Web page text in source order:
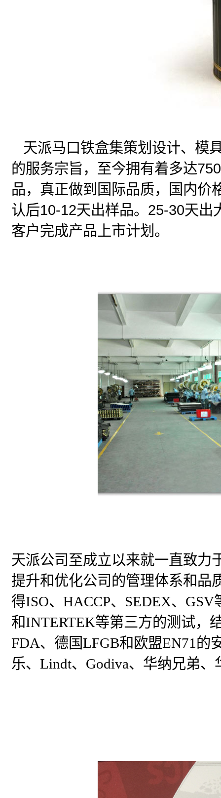
天派马口铁盒集策划设计、模
的服务宗旨，至今拥有着多达750
品，真正做到国际品质，国内价
认后10-12天出样品。 25-30天出
客户完成产品上市计划。
天派公司至成立以来就一直致力
提升和优化公司的管理体系和品
得ISO、 HACCP、 SEDEX、 GSV
和INTERTEK等第三方的测试，
FDA、德国LFGB和欧盟EN71 的
乐、 Lindt、 Godiva、华纳兄弟、